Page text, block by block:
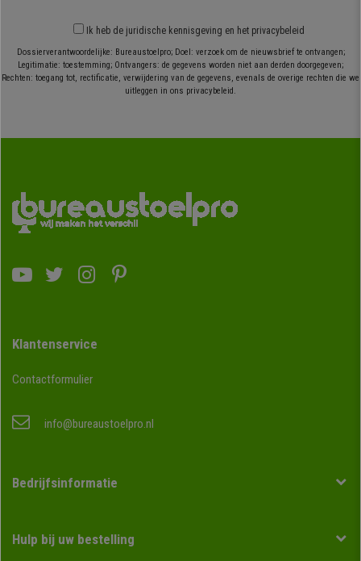
Ik heb de juridische kennisgeving en het privacybeleid
Dossierverantwoordelijke: Bureaustoelpro; Doel: verzoek om de nieuwsbrief te ontvangen;
Legitimatie: toestemming; Ontvangers: de gegevens worden niet aan derden doorgegeven;
Rechten: toegang tot, rectificatie, verwijdering van de gegevens, evenals de overige rechten die we
uitleggen in ons privacybeleid.
Klantenservice
Contactformulier
info@bureaustoelpro.nl
Bedrijfsinformatie
Hulp bij uw bestelling